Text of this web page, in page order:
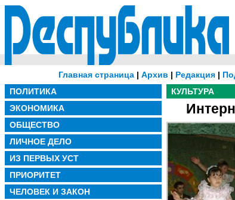
Главная страница | Архив | Редакция |
ПОЛИТИКА
ЭКОНОМИКА
ОБЩЕСТВО
ЛИЧНОЕ ДЕЛО
ИЗ ПЕРВЫХ УСТ
ПРИОРИТЕТ
ЧЕЛОВЕК И ЗАКОН
КУЛЬТУРА